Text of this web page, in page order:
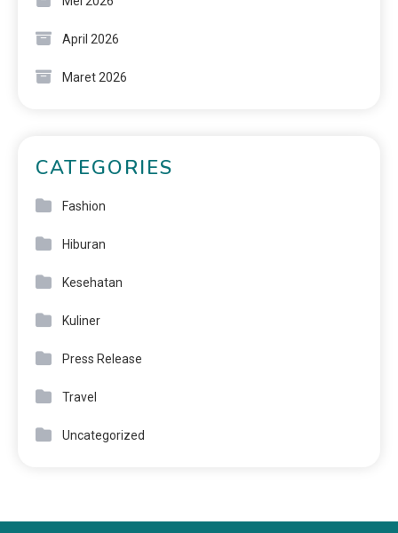
April 2026
Maret 2026
CATEGORIES
Fashion
Hiburan
Kesehatan
Kuliner
Press Release
Travel
Uncategorized